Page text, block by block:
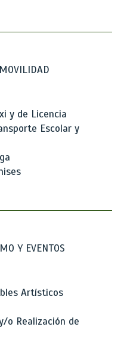
y de Licencia
Escolar y
Y EVENTOS
Artísticos
o Realización de